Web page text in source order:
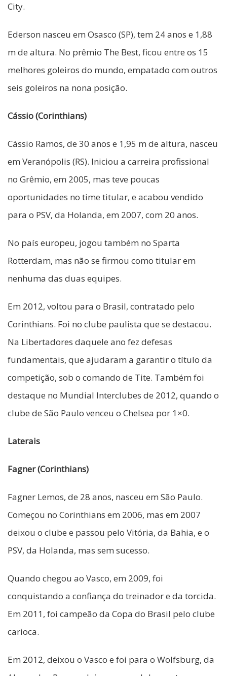
City.
Ederson nasceu em Osasco (SP), tem 24 anos e 1,88
m de altura. No prêmio The Best, ficou entre os 15
melhores goleiros do mundo, empatado com outros
seis goleiros na nona posição.
Cássio (Corinthians)
Cássio Ramos, de 30 anos e 1,95 m de altura, nasceu
em Veranópolis (RS). Iniciou a carreira profissional
no Grêmio, em 2005, mas teve poucas
oportunidades no time titular, e acabou vendido
para o PSV, da Holanda, em 2007, com 20 anos.
No país europeu, jogou também no Sparta
Rotterdam, mas não se firmou como titular em
nenhuma das duas equipes.
Em 2012, voltou para o Brasil, contratado pelo
Corinthians. Foi no clube paulista que se destacou.
Na Libertadores daquele ano fez defesas
fundamentais, que ajudaram a garantir o título da
competição, sob o comando de Tite. Também foi
destaque no Mundial Interclubes de 2012, quando o
clube de São Paulo venceu o Chelsea por 1×0.
Laterais
Fagner (Corinthians)
Fagner Lemos, de 28 anos, nasceu em São Paulo.
Começou no Corinthians em 2006, mas em 2007
deixou o clube e passou pelo Vitória, da Bahia, e o
PSV, da Holanda, mas sem sucesso.
Quando chegou ao Vasco, em 2009, foi
conquistando a confiança do treinador e da torcida.
Em 2011, foi campeão da Copa do Brasil pelo clube
carioca.
Em 2012, deixou o Vasco e foi para o Wolfsburg, da